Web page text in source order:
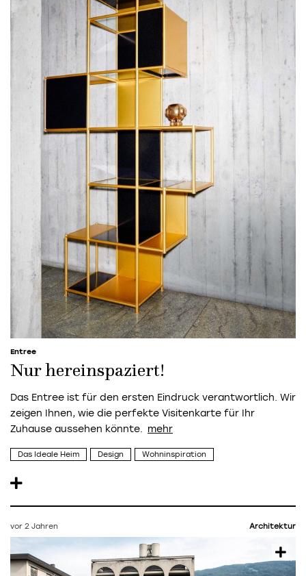
Entree
Nur hereinspaziert!
Das Entree ist für den ersten Eindruck verantwortlich. Wir
zeigen Ihnen, wie die perfekte Visitenkarte für Ihr
Zuhause aussehen könnte.
Das Ideale Heim Design Wohninspiration
vor 2 Jahren Architektur